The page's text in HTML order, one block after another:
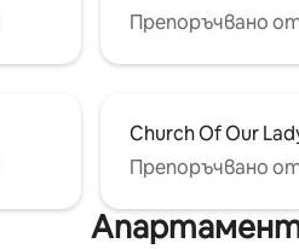
Препоръчвано
Church Of Our
Препоръчвано